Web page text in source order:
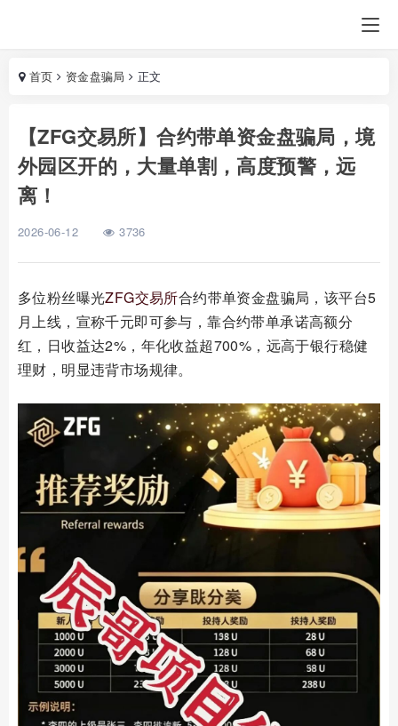
首页 资金盘骗局 正文
【ZFG交易所】合约带单资金盘骗局，境
外园区开的，大量单割，高度预警，远
离！
2026-06-12 3736
多位粉丝曝光ZFG交易所合约带单资金盘骗局，该平台5
月上线，宣称千元即可参与，靠合约带单承诺高额分
红，日收益达2%，年化收益超700%，远高于银行稳健
理财，明显违背市场规律。